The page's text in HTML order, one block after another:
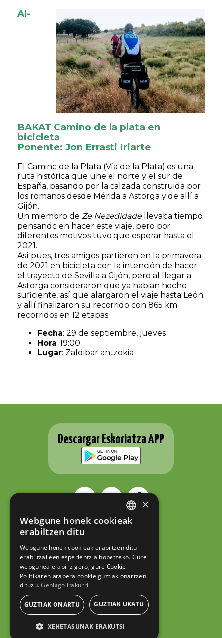
Al-
BAKAT Camino de la plata en
bicicleta
Ponente: Jon Errasti Iriarte
El Camino de la Plata (Vía de la Plata) es una
ruta histórica que une el norte y el sur de
España, pasando por la calzada construida por
los romanos desde Mérida a Astorga y de allí a
Gijón.
Un miembro de Ze Nezedidadellevaba tiempo
pensando en hacer este viaje, pero por
diferentes motivos tuvo que esperar hasta el
2021.
Así pues, tres amigos partieron en la primavera
de 2021 en bicicleta con la intención de hacer
el trayecto de Sevilla a Gijón, pero al llegar a
Astorga consideraron que ya habian hecho
suficiente, así que alargaron el viaje hasta León
y allí finalizaron su recorrido con 865 km
recorridos en 12 etapas.
Fecha: 29 de septiembre, jueves
Hora: 19:00
Lugar: Zaldibar antzokia
Descargar Eskoriatza APP
ESKORIATZAKO UDALA
Fernando Eskoriatza plaza 1
Tel.: 943 71 44 07
hazi@eskoriatza.eus
Contacto
Política de privacidad
Política de cookies
BASQUE
×
Webgune honek cookieak
erabiltzen ditu
Webgune honek cookieak erabiltzen ditu
erabiltzaileen esperientzia hobetzeko. Gure
webgunea erabiliz gero, gure Cookie
Politikaren arabera cookie guztiak onartzen
dituzu. Gehiago irakurri
GUZTIAK ONARTU GUZTIAK UKATU
XEHETASUNAK ERAKUTSI